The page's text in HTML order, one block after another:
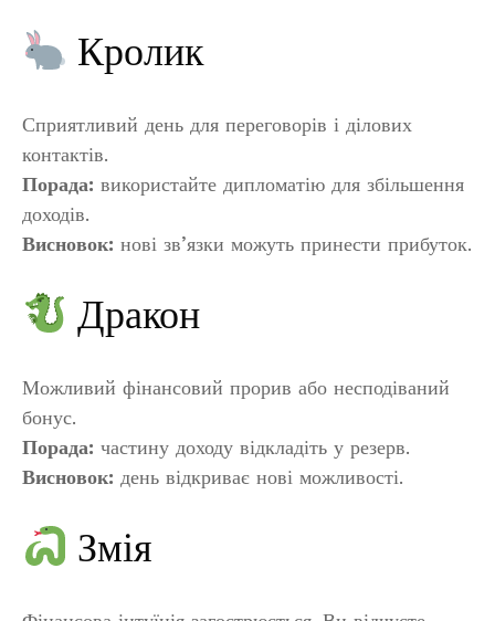
Кролик
Сприятливий день для переговорів і ділових
контактів.
Порада: використайте дипломатію для збільшення
доходів.
Висновок: нові зв’язки можуть принести прибуток.
Дракон
Можливий фінансовий прорив або несподіваний
бонус.
Порада: частину доходу відкладіть у резерв.
Висновок: день відкриває нові можливості.
Змія